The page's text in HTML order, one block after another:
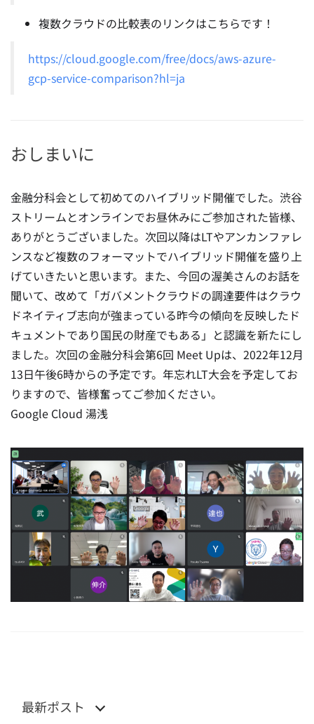
複数クラウドの比較表のリンクはこちらです！
https://cloud.google.com/free/docs/aws-azure-
gcp-service-comparison?hl=ja
おしまいに
金融分科会として初めてのハイブリッド開催でした。渋谷
ストリームとオンラインでお昼休みにご参加された皆様、
ありがとうございました。次回以降はLTやアンカンファレ
ンスなど複数のフォーマットでハイブリッド開催を盛り上
げていきたいと思います。また、今回の渥美さんのお話を
聞いて、改めて「ガバメントクラウドの調達要件はクラウ
ドネイティブ志向が強まっている昨今の傾向を反映したド
キュメントであり国民の財産でもある」と認識を新たにし
ました。次回の金融分科会第6回 Meet Upは、2022年12月
13日午後6時からの予定です。年忘れLT大会を予定してお
りますので、皆様奮ってご参加ください。
Google Cloud 湯浅
最新ポスト